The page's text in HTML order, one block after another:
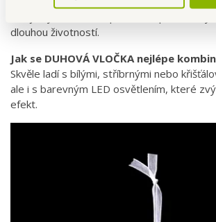
dlouhou životností.
Jak se DUHOVÁ VLOČKA nejlépe
Skvěle ladí s bílými, stříbrnými nebo
ale i s barevným LED osvětlením, které
efekt.